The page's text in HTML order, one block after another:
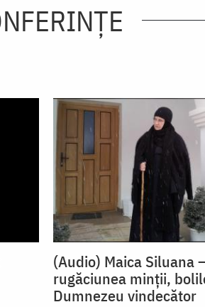
(Audio) Maica Siluana
rugăciunea minții,
Dumnezeu vindecător